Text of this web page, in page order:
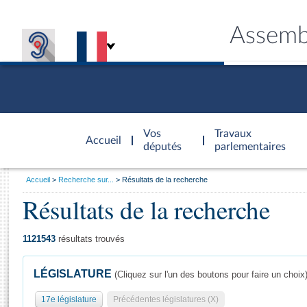
Accueil
d'accueil
Vos
députés
Travaux
parlementaires
Général
Vous
Accueil Recherche sur... Résultats de la recherche
Résultats de la recherche
1121543 résultats trouvés
LÉGISLATURE (Cliquez sur l'un des boutons pour faire un choix)
17e législature Précédentes législatures (X)